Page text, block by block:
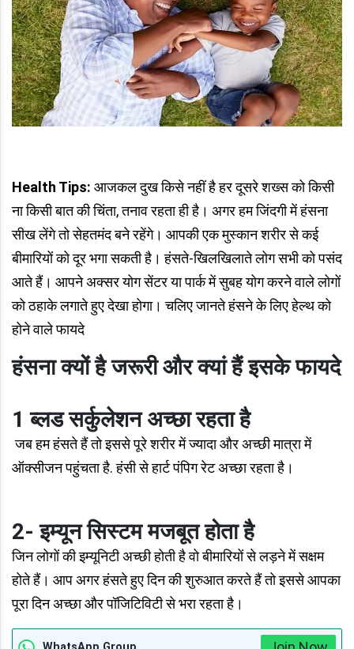
Health Tips: आजकल दुख किसे नहीं है हर दूसरे शख्स को किसी
ना किसी बात की चिंता, तनाव रहता ही है। अगर हम जिंदगी में हंसना
सीख लेंगे तो सेहतमंद बने रहेंगे। आपकी एक मुस्कान शरीर से कई
बीमारियों को दूर भगा सकती है। हंसते-खिलखिलाते लोग सभी को पसंद
आते हैं। आपने अक्सर योग सेंटर या पार्क में सुबह योग करने वाले लोगों
को ठहाके लगाते हुए देखा होगा। चलिए जानते हंसने के लिए हेल्थ को
होने वाले फायदे
हंसना क्यों है जरूरी और क्यां हैं इसके फायदे
1 ब्लड सर्कुलेशन अच्छा रहता है
जब हम हंसते हैं तो इससे पूरे शरीर में ज्यादा और अच्छी मात्रा में
ऑक्सीजन पहुंचता है. हंसी से हार्ट पंपिग रेट अच्छा रहता है।
2- इम्यून सिस्टम मजबूत होता है
जिन लोगों की इम्यूनिटी अच्छी होती है वो बीमारियों से लड़ने में सक्षम
होते हैं। आप अगर हंसते हुए दिन की शुरुआत करते हैं तो इससे आपका
पूरा दिन अच्छा और पॉजिटिविटी से भरा रहता है।